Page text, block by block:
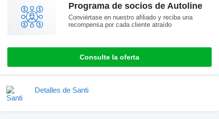
Programa de socios de Autoline
Conviértase en nuestro afiliado y reciba una
recompensa por cada cliente atraído
Consulte la oferta
Detalles de Santi